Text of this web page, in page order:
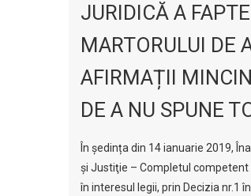
JURIDICĂ A
MARTORULUI DE
AFIRMAȚII
DE A NU SPUNE
În ședința din 14 ianuarie 2019,
şi Justiţie – Completul competent
în interesul legii, prin Decizia nr.1